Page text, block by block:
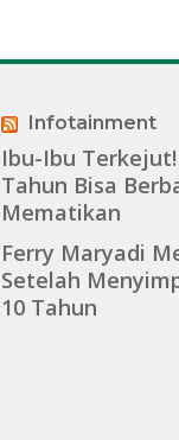
Infotainment
Ibu-Ibu
Tahun Bisa
Mematikan
Ferry Maryadi
Setelah
10 Tahun